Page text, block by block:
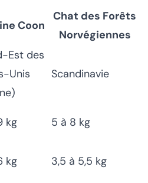
Coon
Chat des Forêts
Norvégiennes
Est des
Unis
Scandinavie
kg 5 à 8 kg
kg 3,5 à 5,5 kg